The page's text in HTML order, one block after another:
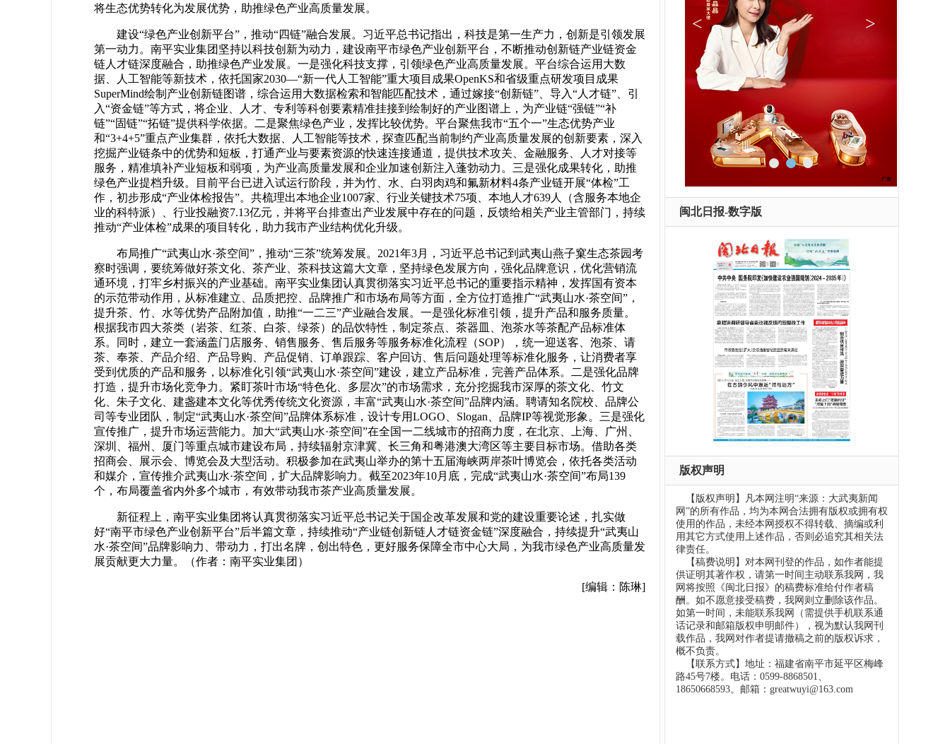
将生态优势转化为发展优势，助推绿色产业高质量发展。
建设“绿色产业创新平台”，推动“四链”融合发展。习近平总书记指出，科技是第一生产力，创新是引领发展
第一动力。南平实业集团坚持以科技创新为动力，建设南平市绿色产业创新平台，不断推动创新链产业链资金
链人才链深度融合，助推绿色产业发展。一是强化科技支撑，引领绿色产业高质量发展。平台综合运用大数
据、人工智能等新技术，依托国家2030—“新一代人工智能”重大项目成果OpenKS和省级重点研发项目成果
SuperMind绘制产业创新链图谱，综合运用大数据检索和智能匹配技术，通过嫁接“创新链”、导入“人才链”、引
入“资金链”等方式，将企业、人才、专利等科创要素精准挂接到绘制好的产业图谱上，为产业链“强链”“补
链”“固链”“拓链”提供科学依据。二是聚焦绿色产业，发挥比较优势。平台聚焦我市“五个一”生态优势产业
和“3+4+5”重点产业集群，依托大数据、人工智能等技术，探查匹配当前制约产业高质量发展的创新要素，深入
挖掘产业链条中的优势和短板，打通产业与要素资源的快速连接通道，提供技术攻关、金融服务、人才对接等
服务，精准填补产业短板和弱项，为产业高质量发展和企业加速创新注入蓬勃动力。三是强化成果转化，助推
绿色产业提档升级。目前平台已进入试运行阶段，并为竹、水、白羽肉鸡和氟新材料4条产业链开展“体检”工
作，初步形成“产业体检报告”。共梳理出本地企业1007家、行业关键技术75项、本地人才639人（含服务本地企
业的科特派）、行业投融资7.13亿元，并将平台排查出产业发展中存在的问题，反馈给相关产业主管部门，持续
推动“产业体检”成果的项目转化，助力我市产业结构优化升级。
布局推广“武夷山水·茶空间”，推动“三茶”统筹发展。2021年3月，习近平总书记到武夷山燕子窠生态茶园考
察时强调，要统筹做好茶文化、茶产业、茶科技这篇大文章，坚持绿色发展方向，强化品牌意识，优化营销流
通环境，打牢乡村振兴的产业基础。南平实业集团认真贯彻落实习近平总书记的重要指示精神，发挥国有资本
的示范带动作用，从标准建立、品质把控、品牌推广和市场布局等方面，全方位打造推广“武夷山水·茶空间”，
提升茶、竹、水等优势产品附加值，助推“一二三”产业融合发展。一是强化标准引领，提升产品和服务质量。
根据我市四大茶类（岩茶、红茶、白茶、绿茶）的品饮特性，制定茶点、茶器皿、泡茶水等茶配产品标准体
系。同时，建立一套涵盖门店服务、销售服务、售后服务等服务标准化流程（SOP），统一迎送客、泡茶、请
茶、奉茶、产品介绍、产品导购、产品促销、订单跟踪、客户回访、售后问题处理等标准化服务，让消费者享
受到优质的产品和服务，以标准化引领“武夷山水·茶空间”建设，建立产品标准，完善产品体系。二是强化品牌
打造，提升市场化竞争力。紧盯茶叶市场“特色化、多层次”的市场需求，充分挖掘我市深厚的茶文化、竹文
化、朱子文化、建盏建本文化等优秀传统文化资源，丰富“武夷山水·茶空间”品牌内涵。聘请知名院校、品牌公
司等专业团队，制定“武夷山水·茶空间”品牌体系标准，设计专用LOGO、Slogan、品牌IP等视觉形象。三是强化
宣传推广，提升市场运营能力。加大“武夷山水·茶空间”在全国一二线城市的招商力度，在北京、上海、广州、
深圳、福州、厦门等重点城市建设布局，持续辐射京津冀、长三角和粤港澳大湾区等主要目标市场。借助各类
招商会、展示会、博览会及大型活动。积极参加在武夷山举办的第十五届海峡两岸茶叶博览会，依托各类活动
和媒介，宣传推介武夷山水·茶空间，扩大品牌影响力。截至2023年10月底，完成“武夷山水·茶空间”布局139
个，布局覆盖省内外多个城市，有效带动我市茶产业高质量发展。
新征程上，南平实业集团将认真贯彻落实习近平总书记关于国企改革发展和党的建设重要论述，扎实做
好“南平市绿色产业创新平台”后半篇文章，持续推动“产业链创新链人才链资金链”深度融合，持续提升“武夷山
水·茶空间”品牌影响力、带动力，打出名牌，创出特色，更好服务保障全市中心大局，为我市绿色产业高质量发
展贡献更大力量。（作者： 南平实业集团 ）
[编辑：陈琳]
闽北日报-数字版
版权声明
【版权声明】凡本网注明“来源：大武夷新闻
网”的所有作品，均为本网合法拥有版权或拥有权
使用的作品，未经本网授权不得转载、摘编或利
用其它方式使用上述作品，否则必追究其相关法
律责任。
【稿费说明】对本网刊登的作品，如作者能提
供证明其著作权，请第一时间主动联系我网，我
网将按照《闽北日报》的稿费标准给付作者稿
酬。如不愿意接受稿费，我网则立删除该作品。
如第一时间，未能联系我网（需提供手机联系通
话记录和邮箱版权申明邮件），视为默认我网刊
载作品，我网对作者提请撤稿之前的版权诉求，
概不负责。
【联系方式】地址：福建省南平市延平区梅峰
路45号7楼。电话：0599-8868501、
18650668593。邮箱：greatwuyi@163.com